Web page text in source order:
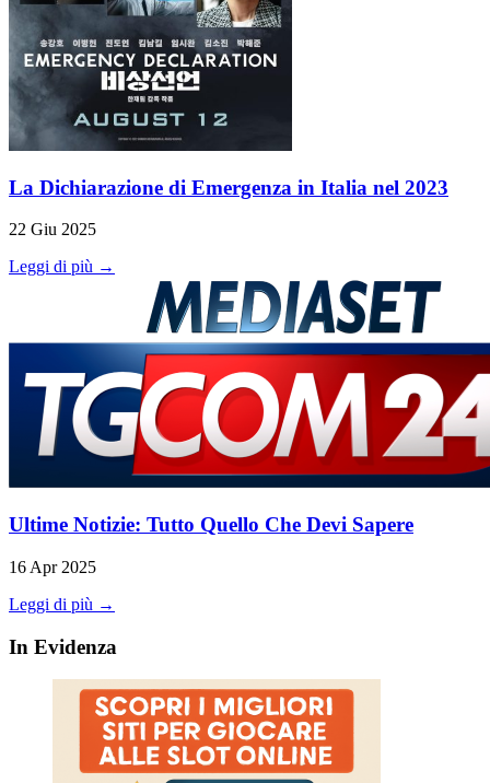
La Dichiarazione di Emergenza in Italia nel 2023
22 Giu 2025
Leggi di più →
Ultime Notizie: Tutto Quello Che Devi Sapere
16 Apr 2025
Leggi di più →
In Evidenza